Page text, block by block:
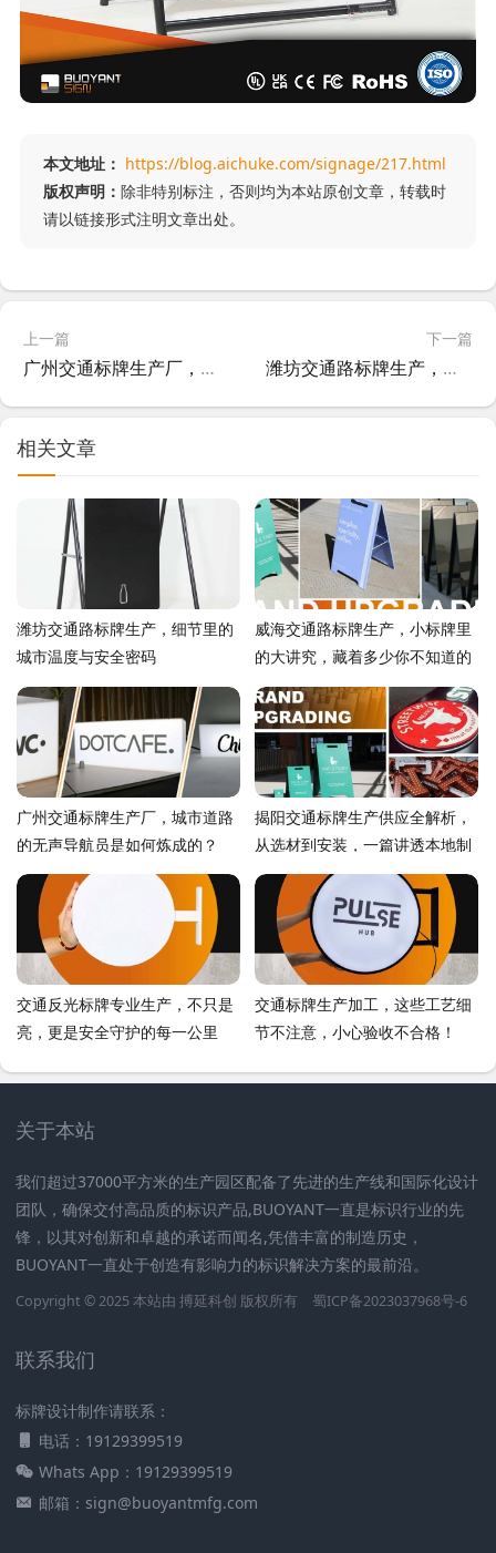
本文地址： https://blog.aichuke.com/signage/217.html
版权声明： 除非特别标注，否则均为本站原创文章，转载时
请以链接形式注明文章出处。
上一篇
广州交通标牌生产厂，城市道路的无声导航员是如何炼成的？
下一篇
潍坊交通路标牌生产，细节里的城市温度与安全密码
相关文章
潍坊交通路标牌生产，细节里的
城市温度与安全密码
威海交通路标牌生产，小标牌里
的大讲究，藏着多少你不知道的
门道？
广州交通标牌生产厂，城市道路
的无声导航员是如何炼成的？
揭阳交通标牌生产供应全解析，
从选材到安装，一篇讲透本地制
造的门道
交通反光标牌专业生产，不只是
亮，更是安全守护的每一公里
交通标牌生产加工，这些工艺细
节不注意，小心验收不合格！
关于本站
我们超过37000平方米的生产园区配备了先进的生产线和国际化设计
团队，确保交付高品质的标识产品,BUOYANT一直是标识行业的先
锋，以其对创新和卓越的承诺而闻名,凭借丰富的制造历史，
BUOYANT一直处于创造有影响力的标识解决方案的最前沿。
Copyright © 2025 本站由 搏延科创 版权所有 蜀ICP备2023037968号-6
联系我们
标牌设计制作请联系：
电话：19129399519
Whats App：19129399519
邮箱：sign@buoyantmfg.com